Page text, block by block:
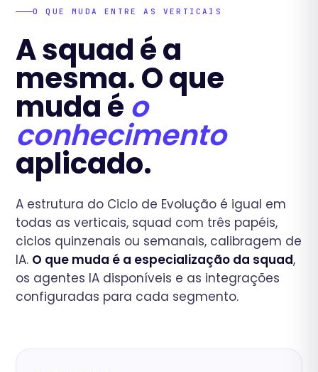
O QUE MUDA ENTRE AS VERTICAIS
A squad é a
mesma. O que
muda é o
conhecimento
aplicado.
A estrutura do Ciclo de Evolução é igual em
todas as verticais, squad com três papéis,
ciclos quinzenais ou semanais, calibragem de
IA. O que muda é a especialização da squad,
os agentes IA disponíveis e as integrações
configuradas para cada segmento.